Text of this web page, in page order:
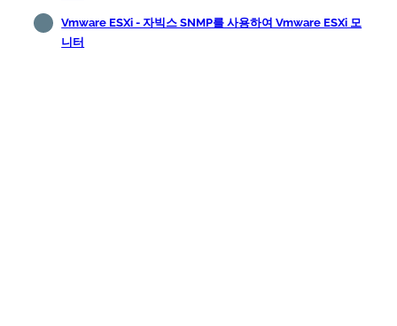
Vmware ESXi - 자빅스 SNMP를 사용하여 Vmware ESXi 모
니터